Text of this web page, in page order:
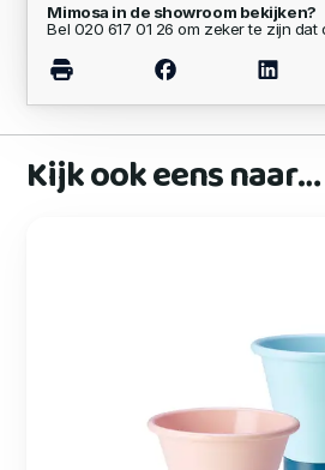
Mimosa in de showroom bekijken?
Bel 020 617 01 26 om zeker te zijn dat
Kijk ook eens naar…